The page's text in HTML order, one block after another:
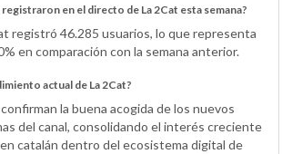
en el directo de La 2Cat esta semana?
registró 46.285 usuarios, lo que representa
en comparación con la semana anterior.
actual de La 2Cat?
la buena acogida de los nuevos
del canal, consolidando el interés creciente
catalán dentro del ecosistema digital de